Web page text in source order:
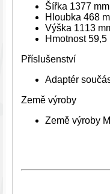
Šířka 1377 mm
Hloubka 468
Výška 1113
Hmotnost 59,5
Příslušenství
Adaptér
Země výroby
Země výroby